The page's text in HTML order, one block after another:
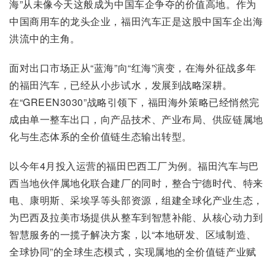
海”从未像今天这般成为中国车企争夺的价值高地。作为
中国商用车的龙头企业，福田汽车正是这股中国车企出海
洪流中的主角。
面对出口市场正从“蓝海”向“红海”演变，在海外征战多年
的福田汽车，已经从小步试水，发展到战略深耕。
在“GREEN3030”战略引领下，福田海外策略已经悄然完
成由单一整车出口，向产品技术、产业布局、供应链属地
化与生态体系的全价值链生态输出转型。
以今年4月投入运营的福田巴西工厂为例。福田汽车与巴
西当地伙伴属地化联合建厂的同时，整合宁德时代、特来
电、康明斯、采埃孚等头部资源，组建全球化产业生态，
为巴西及拉美市场提供从整车到智慧补能、从核心动力到
智慧服务的一揽子解决方案，以“本地研发、区域制造、
全球协同”的全球生态模式，实现属地的全价值链产业赋